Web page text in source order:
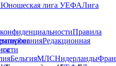
Юношеская лига УЕФАЛига
Правила
Редакционная
viber
БельгияМЛСНидерланды